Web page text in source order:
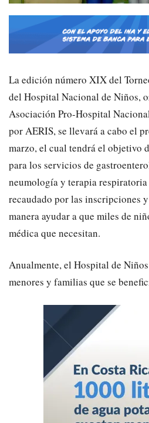
La edición número XIX del
del Hospital Nacional de Niños,
Asociación Pro-Hospital
por AERIS, se llevará a cabo el
marzo, el cual tendrá el objetivo
para los servicios de
neumología y terapia
recaudado por las inscripciones
manera ayudar a que miles de
médica que necesitan.
Anualmente, el Hospital de
menores y familias que se